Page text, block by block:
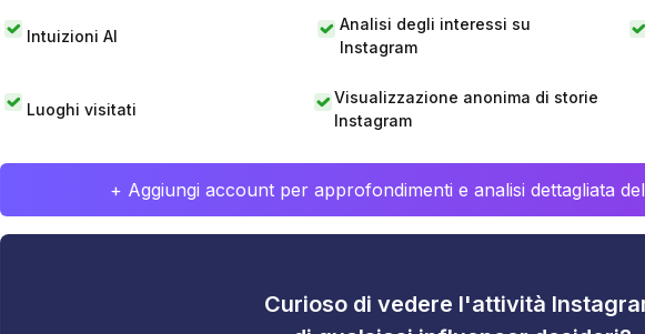
Intuizioni AI
Analisi degli interessi su
Instagram
Luoghi visitati
Visualizzazione anonima di storie
Instagram
+ Aggiungi account per approfondimenti e analisi dettagliata
Curioso di vedere l'attività